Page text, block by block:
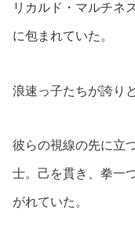
リカルド・マルチネ
に包まれていた。
浪速っ子たちが誇り
彼らの視線の先に立
士。己を貫き、拳一
がれていた。